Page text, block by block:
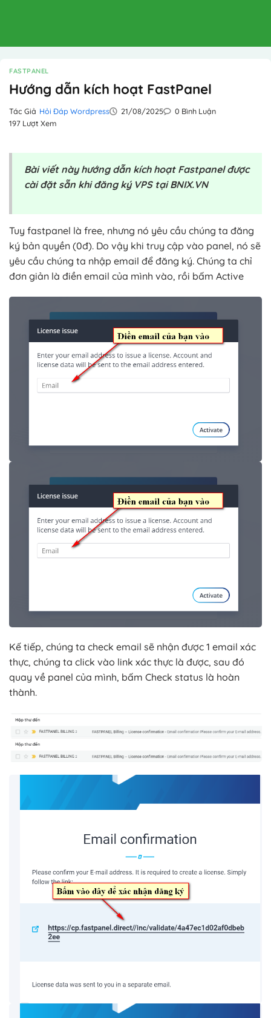
FASTPANEL
Hướng dẫn kích hoạt FastPanel
Tác Giả Hỏi Đáp Wordpress 21/08/2025
0 Bình Luận
197 Lượt Xem
Bài viết này hướng dẫn kích hoạt Fastpanel được
cài đặt sẵn khi đăng ký VPS tại BNIX.VN
Tuy fastpanel là free, nhưng nó yêu cầu chúng ta đăng
ký bản quyền (0đ). Do vậy khi truy cập vào panel, nó sẽ
yêu cầu chúng ta nhập email để đăng ký. Chúng ta chỉ
đơn giản là điền email của mình vào, rồi bấm Active
Kế tiếp, chúng ta check email sẽ nhận được 1 email xác
thực, chúng ta click vào link xác thực là được, sau đó
quay về panel của mình, bấm Check status là hoàn
thành.